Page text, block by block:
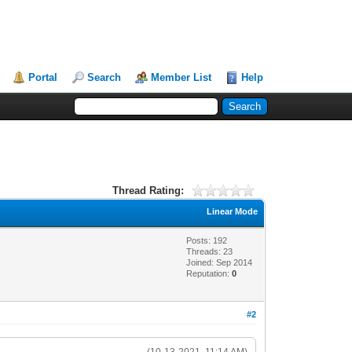
Portal Search Member List Help
Thread Rating:
Linear Mode
Posts: 192
Threads: 23
Joined: Sep 2014
Reputation:0
#2